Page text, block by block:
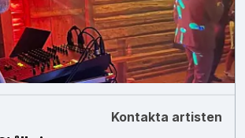
Kontakta artisten